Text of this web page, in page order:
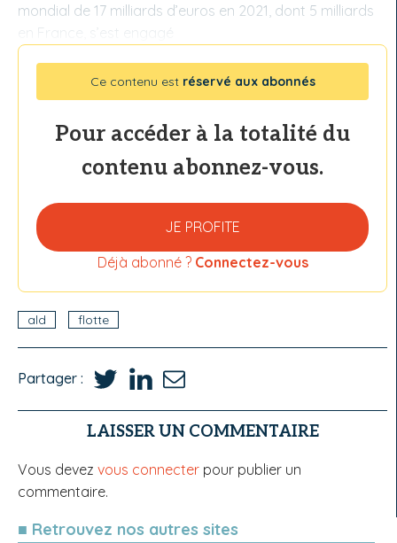
mondial de 17 milliards d’euros en 2021, dont 5 milliards
en France, s’est engagé
Ce contenu est réservé aux abonnés
Pour accéder à la totalité du
contenu abonnez-vous.
JE PROFITE
Déjà abonné ? Connectez-vous
ald flotte
Partager :
LAISSER UN COMMENTAIRE
Vous devez vous connecter pour publier un
commentaire.
■ Retrouvez nos autres sites